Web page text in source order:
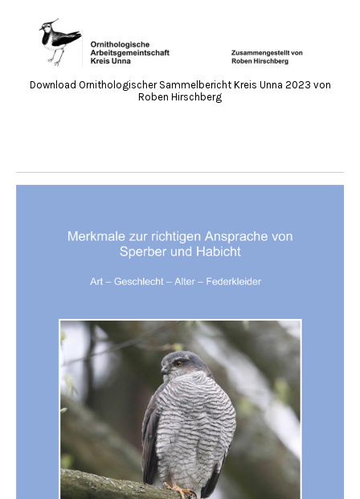
Download Ornithologischer Sammelbericht Kreis Unna 2023 von
Roben Hirschberg